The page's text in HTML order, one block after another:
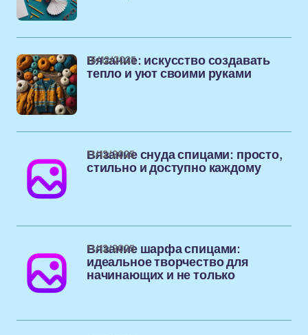
Вязание: искусство создавать
тепло и уют своими руками
15/12/2025
Вязание снуда спицами: просто,
стильно и доступно каждому
11/12/2025
Вязание шарфа спицами:
идеальное творчество для
начинающих и не только
11/12/2025